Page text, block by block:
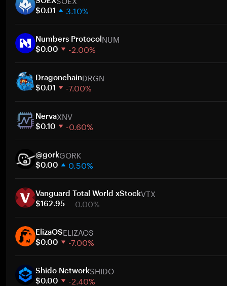
Piyasa değeri
$0.01 3.10%
30 gün
Piyasa değeri
Numbers ProtocolNUM
$0.00 -2.00%
30 gün
Piyasa değeri
DragonchainDRGN
$0.01 -7.00%
30 gün
Piyasa değeri
NervaXNV
$0.10 -0.60%
30 gün
Piyasa değeri
@gorkGORK
$0.00 0.50%
30 gün
Piyasa değeri
Vanguard Total World xStockVTX
$162.95 0.00%
30 gün
Piyasa değeri
ElizaOSELIZAOS
$0.00 -7.00%
30 gün
Piyasa değeri
Shido NetworkSHIDO
$0.00 -2.40%